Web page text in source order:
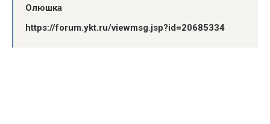
Олюшка
https://forum.ykt.ru/viewmsg.jsp?id=20685334